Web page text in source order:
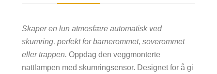
Skaper en lun atmosfære automatisk ved
skumring, perfekt for barnerommet, soverommet
eller trappen. Oppdag den veggmonterte
nattlampen med skumringsensor. Designet for å gi